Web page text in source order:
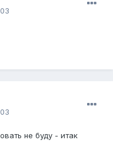
не буду - итак